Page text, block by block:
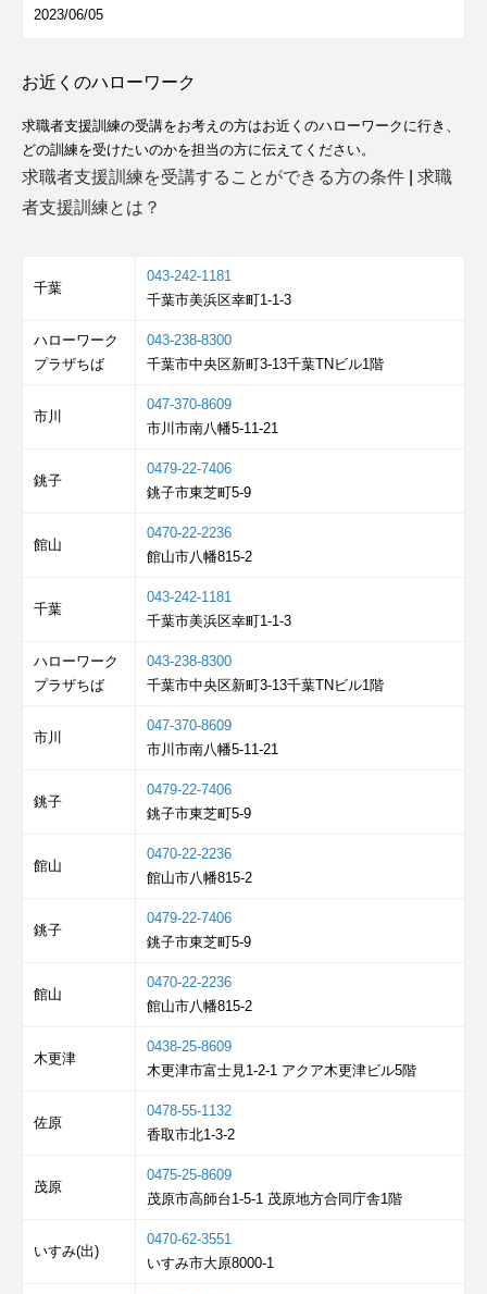
2023/06/05
お近くのハローワーク
求職者支援訓練の受講をお考えの方はお近くのハローワークに行き、
どの訓練を受けたいのかを担当の方に伝えてください。
求職者支援訓練を受講することができる方の条件
求職
者支援訓練とは？
千葉
043-242-1181
千葉市美浜区幸町1-1-3
ハローワーク
プラザちば
043-238-8300
千葉市中央区新町3-13千葉TNビル1階
市川
047-370-8609
市川市南八幡5-11-21
銚子
0479-22-7406
銚子市東芝町5-9
館山
0470-22-2236
館山市八幡815-2
千葉
043-242-1181
千葉市美浜区幸町1-1-3
ハローワーク
プラザちば
043-238-8300
千葉市中央区新町3-13千葉TNビル1階
市川
047-370-8609
市川市南八幡5-11-21
銚子
0479-22-7406
銚子市東芝町5-9
館山
0470-22-2236
館山市八幡815-2
銚子
0479-22-7406
銚子市東芝町5-9
館山
0470-22-2236
館山市八幡815-2
木更津
0438-25-8609
木更津市富士見1-2-1 アクア木更津ビル5階
佐原
0478-55-1132
香取市北1-3-2
茂原
0475-25-8609
茂原市高師台1-5-1 茂原地方合同庁舎1階
いすみ(出)
0470-62-3551
いすみ市大原8000-1